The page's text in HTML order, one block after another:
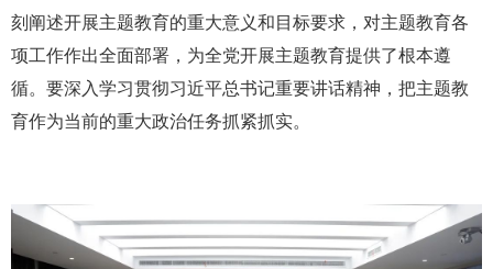
刻阐述开展主题教育的重大意义和目标要求，对主题教育各
项工作作出全面部署，为全党开展主题教育提供了根本遵
循。要深入学习贯彻习近平总书记重要讲话精神，把主题教
育作为当前的重大政治任务抓紧抓实。